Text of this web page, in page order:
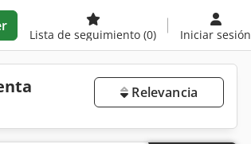
Lista de seguimiento (0) Iniciar sesión
Relevancia